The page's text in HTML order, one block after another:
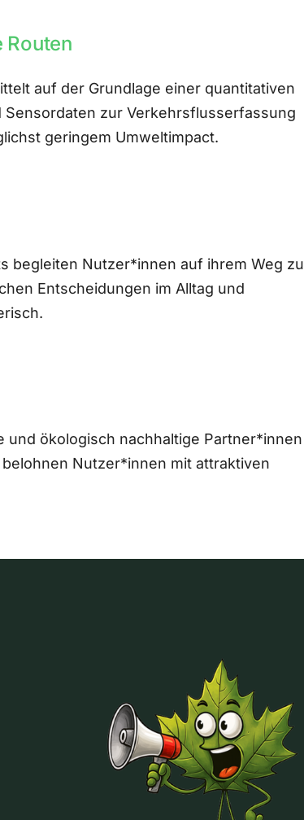
Routen
auf der Grundlage einer quantitativen
Sensordaten zur Verkehrsflusserfassung
geringem Umweltimpact.
begleiten Nutzer*innen auf ihrem Weg zu
Entscheidungen im Alltag und
und ökologisch nachhaltige Partner*innen
belohnen Nutzer*innen mit attraktiven